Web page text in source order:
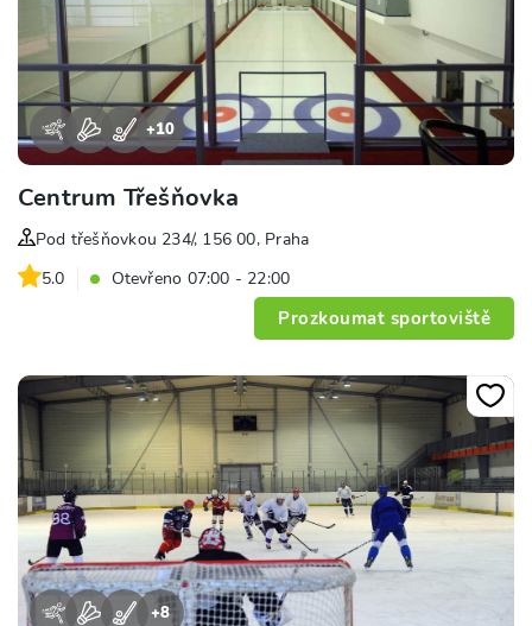
+10
Centrum Třešňovka
Pod třešňovkou 234/, 156 00, Praha
5.0
Otevřeno 07:00 - 22:00
Prozkoumat sportoviště
+8